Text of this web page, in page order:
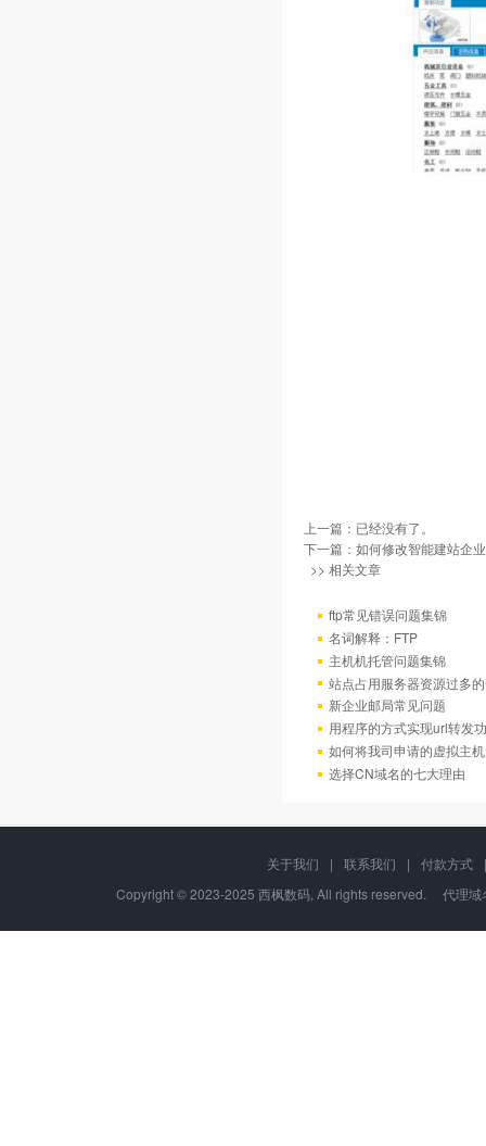
上一篇：已经没有了。
下一篇： 如何修改智能建站企
>> 相关文章
ftp常见错误问题集锦
名词解释：FTP
主机机托管问题集锦
站点占用服务器资源过多
新企业邮局常见问题
用程序的方式实现url转发
如何将我司申请的虚拟主
选择CN域名的七大理由
关于我们 | 联系我们 | 付款方式
|
Copyright © 2023-2025 西枫数码, All rights reserved. 代理